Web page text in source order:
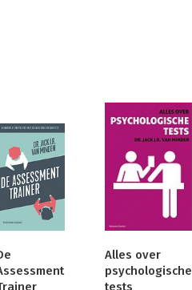
Alles over
psychologische
tests